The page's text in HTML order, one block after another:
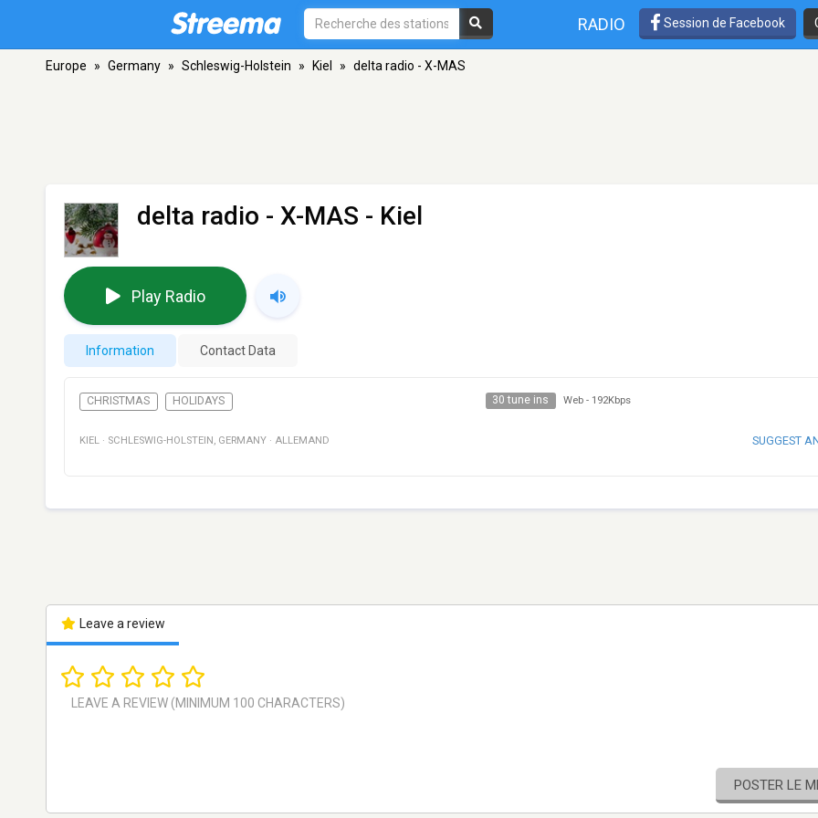
RADIO Session de Facebook
Europe » Germany » Schleswig-Holstein » Kiel » delta radio - X-MAS
delta radio - X-MAS - Kiel
Play Radio
Information Contact Data
CHRISTMAS HOLIDAYS 30 tune ins Web - 192Kbps
KIEL · SCHLESWIG-HOLSTEIN , GERMANY · ALLEMAND SUGGEST
Leave a review
POSTER LE